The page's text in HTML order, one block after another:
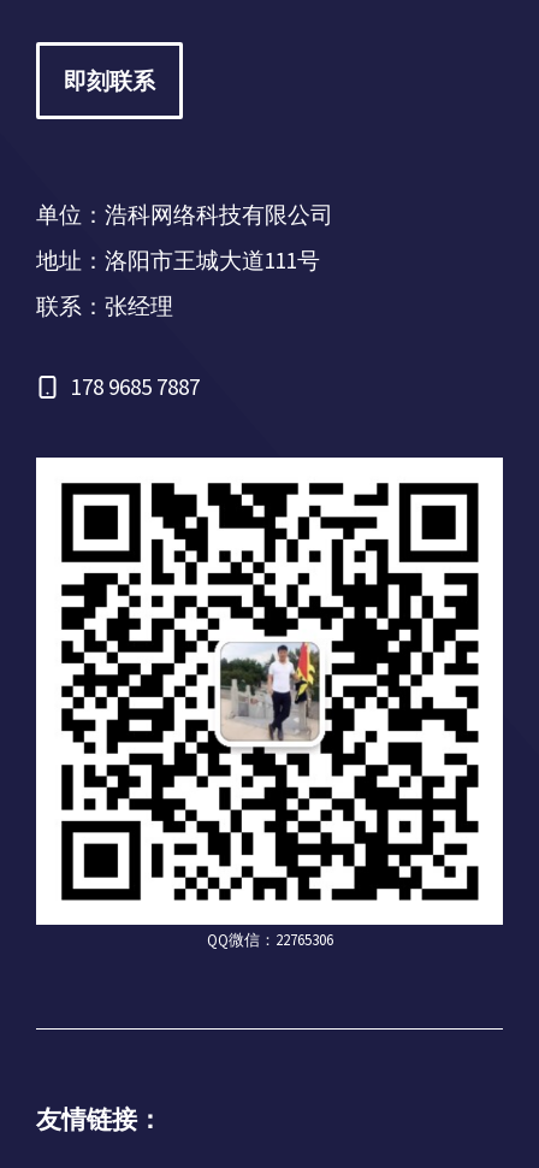
即刻联系
单位：浩科网络科技有限公司
地址：洛阳市王城大道111号
联系：张经理
178 9685 7887
QQ微信：22765306
友情链接：